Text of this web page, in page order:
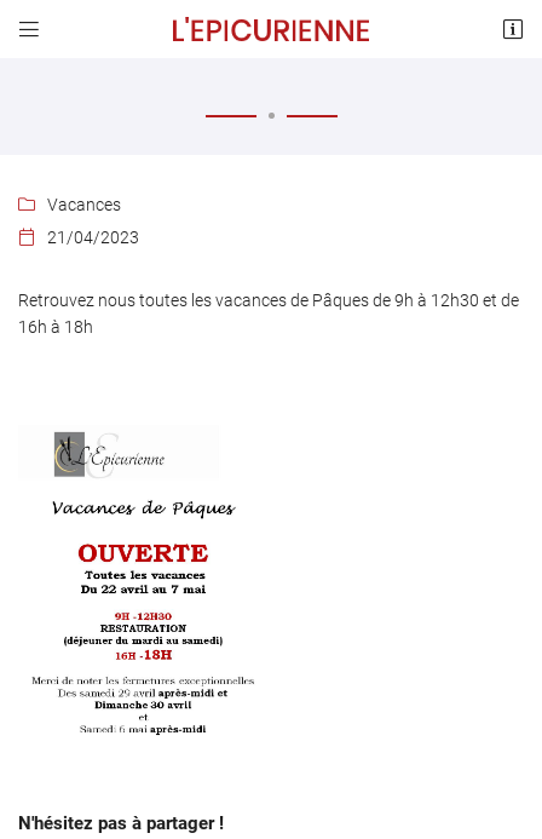
 
l'adresse email indiqué ci-dessus. Vous pouvez vous désinscrire à tout moment en
utilisantle formulaire de désinscription
INSCRIPTION
 Vacances
 21/04/2023
Retrouvez nous toutes les vacances de Pâques de 9h à 12h30 et de
16h à 18h
N'hésitez pas à partager !